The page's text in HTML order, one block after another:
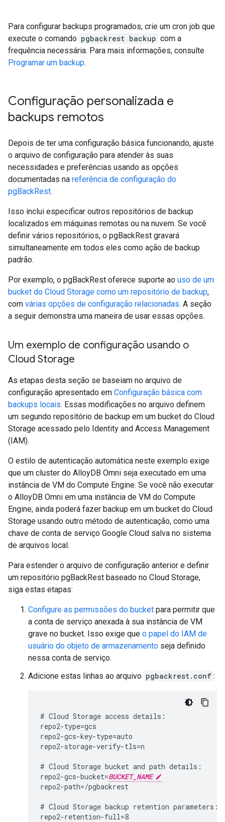
Para configurar backups programados, crie um cron job que
execute o comando pgbackrest backup com a
frequência necessária. Para mais informações, consulte
Programar um backup.
Configuração personalizada e
backups remotos
Depois de ter uma configuração básica funcionando, ajuste
o arquivo de configuração para atender às suas
necessidades e preferências usando as opções
documentadas na referência de configuração do
pgBackRest.
Isso inclui especificar outros repositórios de backup
localizados em máquinas remotas ou na nuvem. Se você
definir vários repositórios, o pgBackRest gravará
simultaneamente em todos eles como ação de backup
padrão.
Por exemplo, o pgBackRest oferece suporte ao uso de um
bucket do Cloud Storage como um repositório de backup,
com várias opções de configuração relacionadas. A seção
a seguir demonstra uma maneira de usar essas opções.
Um exemplo de configuração usando o
Cloud Storage
As etapas desta seção se baseiam no arquivo de
configuração apresentado em Configuração básica com
backups locais. Essas modificações no arquivo definem
um segundo repositório de backup em um bucket do Cloud
Storage acessado pelo Identity and Access Management
(IAM).
O estilo de autenticação automática neste exemplo exige
que um cluster do AlloyDB Omni seja executado em uma
instância de VM do Compute Engine. Se você não executar
o AlloyDB Omni em uma instância de VM do Compute
Engine, ainda poderá fazer backup em um bucket do Cloud
Storage usando outro método de autenticação, como uma
chave de conta de serviço Google Cloud salva no sistema
de arquivos local.
Para estender o arquivo de configuração anterior e definir
um repositório pgBackRest baseado no Cloud Storage,
siga estas etapas:
Configure as permissões do bucket para permitir que
a conta de serviço anexada à sua instância de VM
grave no bucket. Isso exige que o papel do IAM de
usuário do objeto de armazenamento seja definido
nessa conta de serviço.
Adicione estas linhas ao arquivo pgbackrest.conf :
# Cloud Storage access details:
repo2-type=gcs
repo2-gcs-key-type=auto
repo2-storage-verify-tls=n
# Cloud Storage bucket and path details:
repo2-gcs-bucket=BUCKET_NAME
repo2-path=/pgbackrest
# Cloud Storage backup retention parameters:
repo2-retention-full=8